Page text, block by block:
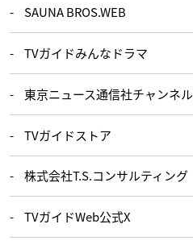
SAUNA BROS.WEB
TVガイドみんなドラマ
東京ニュース通信社チャンネル
TVガイドストア
株式会社T.S.コンサルティング
TVガイドWeb公式X